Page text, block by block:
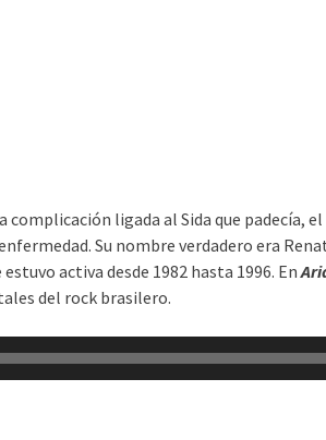
complicación ligada al Sida que padecía,
Su nombre verdadero era
activa desde 1982 hasta 1996. En
del rock brasilero.